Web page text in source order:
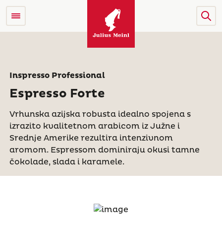
Inspresso Professional
Espresso Forte
Vrhunska azijska robusta idealno spojena s
izrazito kvalitetnom arabicom iz Južne i
Srednje Amerike rezultira intenzivnom
aromom. Espressom dominiraju okusi tamne
čokolade, slada i karamele.